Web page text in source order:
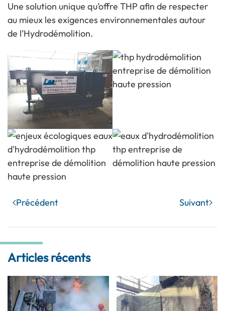
Une solution unique qu’offre THP afin de respecter
au mieux les exigences environnementales autour
de l’Hydrodémolition.
Précédent Suivant
Articles récents